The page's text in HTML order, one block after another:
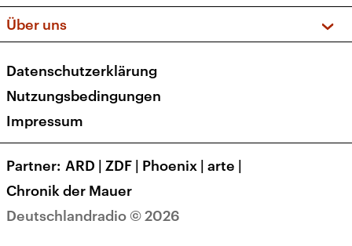
Apps
Newsletter
Veranstaltungen
Social Media
Über uns
Presse
Karriere
Transparenz
Deutschlandradio © 2026
Datenschutzerklärung
Nutzungsbedingungen
Impressum
Partner ARD | ZDF | Phoenix | arte |
Chronik der Mauer